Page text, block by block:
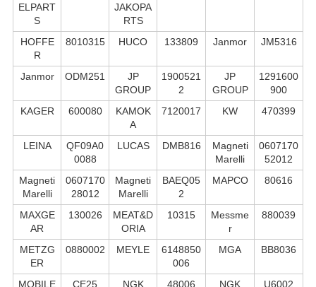
ELPART
S
JAKOPA
RTS
HOFFE
R
8010315 HUCO 133809 Janmor JM5316
Janmor ODM251
JP
GROUP
1900521
2
JP
GROUP
1291600
900
KAGER
600080
KAMOK
A
7120017 KW 470399
LEINA
QF09A0
0088
LUCAS DMB816
Magneti
Marelli
0607170
52012
Magneti
Marelli
0607170
28012
Magneti
Marelli
BAEQ05
2
MAPCO 80616
MAXGE
AR
130026
MEAT&D
ORIA
10315
Messme
r
880039
METZG
ER
0880002 MEYLE
6148850
006
MGA BB8036
MOBILE
CE25 NGK 48006 NGK U6002